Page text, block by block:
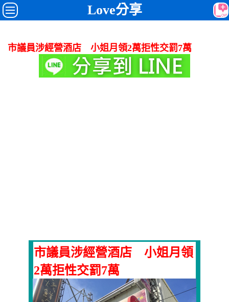
Love分享
市議員涉經營酒店 小姐月領2萬拒性交罰7萬
市議員涉經營酒店 小姐月領
2萬拒性交罰7萬